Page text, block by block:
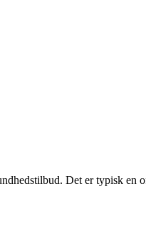
Det er typisk